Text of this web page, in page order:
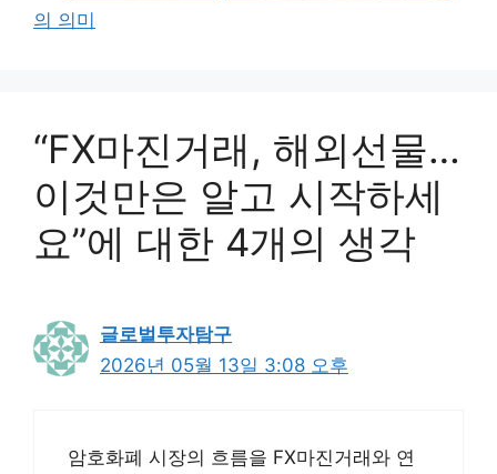
의 의미
“FX마진거래, 해외선물…
이것만은 알고 시작하세
요”에 대한 4개의 생각
글로벌투자탐구
2026년 05월 13일 3:08 오후
암호화폐 시장의 흐름을 FX마진거래와 연